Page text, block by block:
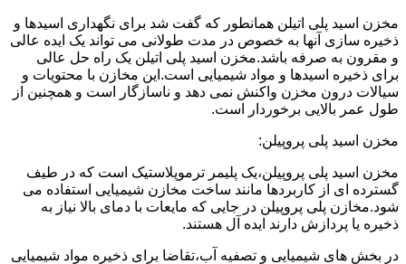
مخزن اسید پلی اتیلن همانطور که گفت شد برای نگهداری اسیدها و
ذخیره سازی آنها به خصوص در مدت طولانی می تواند یک ایده عالی
و مقرون به صرفه باشد.مخزن اسید پلی اتیلن یک راه حل عالی
برای ذخیره اسیدها و مواد شیمیایی است.این مخازن با محتویات و
سیالات درون مخزن واکنش نمی دهد و ناسازگار است و همچنین از
طول عمر بالایی برخوردار است.
مخزن اسید پلی پروپیلن:
مخزن اسید پلی پروپیلن،یک پلیمر ترموپلاستیک است که در طیف
گسترده ای از کاربردها مانند ساخت مخازن شیمیایی استفاده می
شود.مخازن پلی پروپیلن در جایی که مایعات با دمای بالا نیاز به
ذخیره یا پردازش دارند ایده آل هستند.
در بخش های شیمیایی و تصفیه آب،تقاضا برای ذخیره مواد شیمیایی